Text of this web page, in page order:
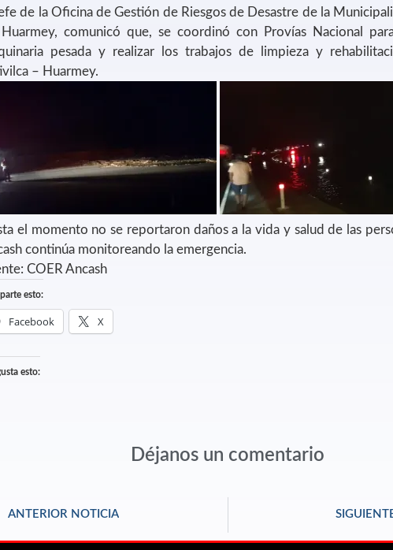
de la Oficina de Gestión de Riesgos de Desastre de la
comunicó que, se coordinó con Provías Nacional
pesada y realizar los trabajos de limpieza y
– Huarmey.
el momento no se reportaron daños a la vida y salud de las
continúa monitoreando la emergencia.
COER Ancash
esto:
Facebook X
esto:
Déjanos un comentario
ANTERIOR NOTICIA